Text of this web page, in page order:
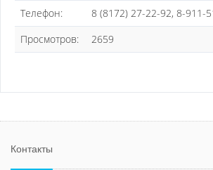
Телефон:
8 (8172) 27-22-92, 8-911-
Просмотров:
2659
Контакты